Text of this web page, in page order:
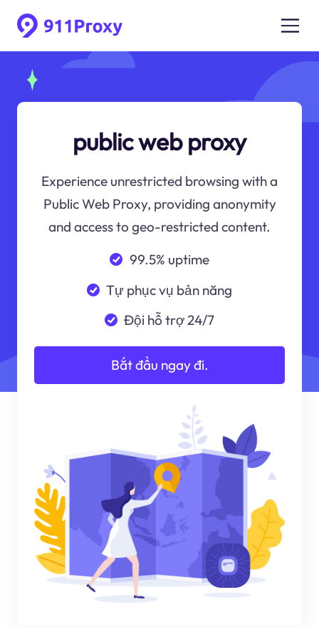
public web proxy
Experience unrestricted browsing with a
Public Web Proxy, providing anonymity
and access to geo-restricted content.
99.5% uptime
Tự phục vụ bản năng
Đội hỗ trợ 24/7
Bắt đầu ngay đi.